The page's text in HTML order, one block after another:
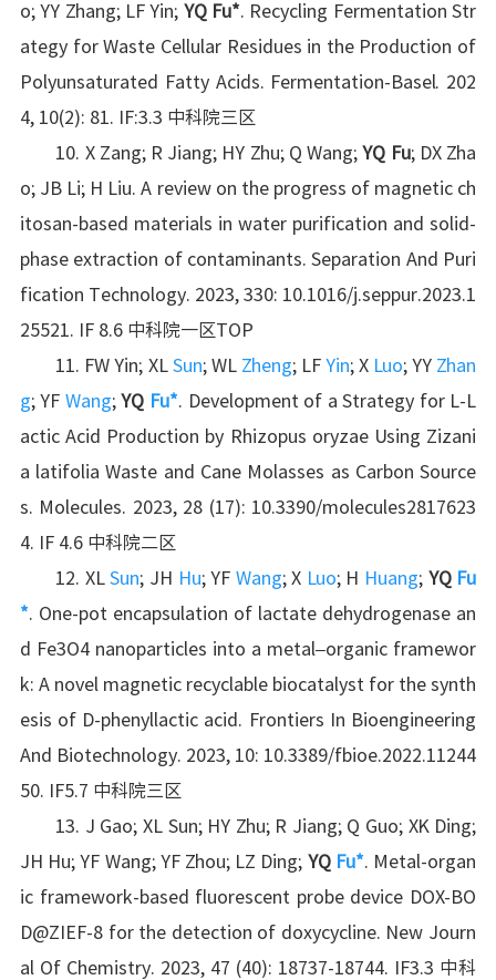
o; YY Zhang; LF Yin; YQ Fu*. Recycling Fermentation Str
ategy for Waste Cellular Residues in the Production of
Polyunsaturated Fatty Acids. Fermentation-Basel. 202
4, 10(2): 81. IF:3.3 中科院三区
10. X Zang; R Jiang; HY Zhu; Q Wang;YQ Fu; DX Zha
o; JB Li; H Liu. A review on the progress of magnetic ch
itosan-based materials in water purification and solid-
phase extraction of contaminants. Separation And Puri
fication Technology. 2023, 330: 10.1016/j.seppur.2023.1
25521. IF 8.6 中科院一区TOP
11. FW Yin; XL Sun; WL Zheng; LF Yin; X Luo; YY Zhan
g; YF Wang;YQ Fu*. Development of a Strategy for L-L
actic Acid Production by Rhizopus oryzae Using Zizani
a latifolia Waste and Cane Molasses as Carbon Source
s. Molecules. 2023, 28 (17): 10.3390/molecules2817623
4. IF 4.6 中科院二区
12. XLSun; JH Hu; YF Wang; X Luo; H Huang; YQ Fu
*. One-pot encapsulation of lactate dehydrogenase an
d Fe3O4 nanoparticles into a metal–organic framewor
k: A novel magnetic recyclable biocatalyst for the synth
esis of D-phenyllactic acid. Frontiers In Bioengineering
And Biotechnology. 2023, 10: 10.3389/fbioe.2022.11244
50. IF5.7 中科院三区
13. J Gao; XL Sun; HY Zhu; R Jiang; Q Guo; XK Ding;
JH Hu; YF Wang; YF Zhou; LZ Ding; YQ Fu*. Metal-organ
ic framework-based fluorescent probe device DOX-BO
D@ZIEF-8 for the detection of doxycycline. New Journ
al Of Chemistry. 2023, 47 (40): 18737-18744. IF3.3 中科